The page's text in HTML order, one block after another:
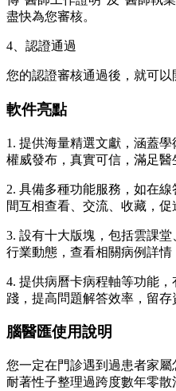
盡快為您審核。
4、認證通過
您的認證審核通過後，就可以
軟件亮點
1. 提供海量精選文獻，涵蓋
權威發布，真實可信，滿足醫
2. 具備多種功能服務，如在
間互相查看、交流、收藏，促
3. 設有十大版塊，包括雲課
行業動態，查看相關病例詳情
4. 提供病曆卡病程軸等功能
踐，提高問題解答效率，留存
腦醫匯使用說明
您一定在門診遇到過患者家
耐著性子整理過跨度數年零